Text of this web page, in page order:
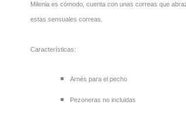
Milenia es cómodo, cuenta con unas correas que
estas sensuales correas.
Características:
Arnés para el pecho
Pezoneras no incluidas